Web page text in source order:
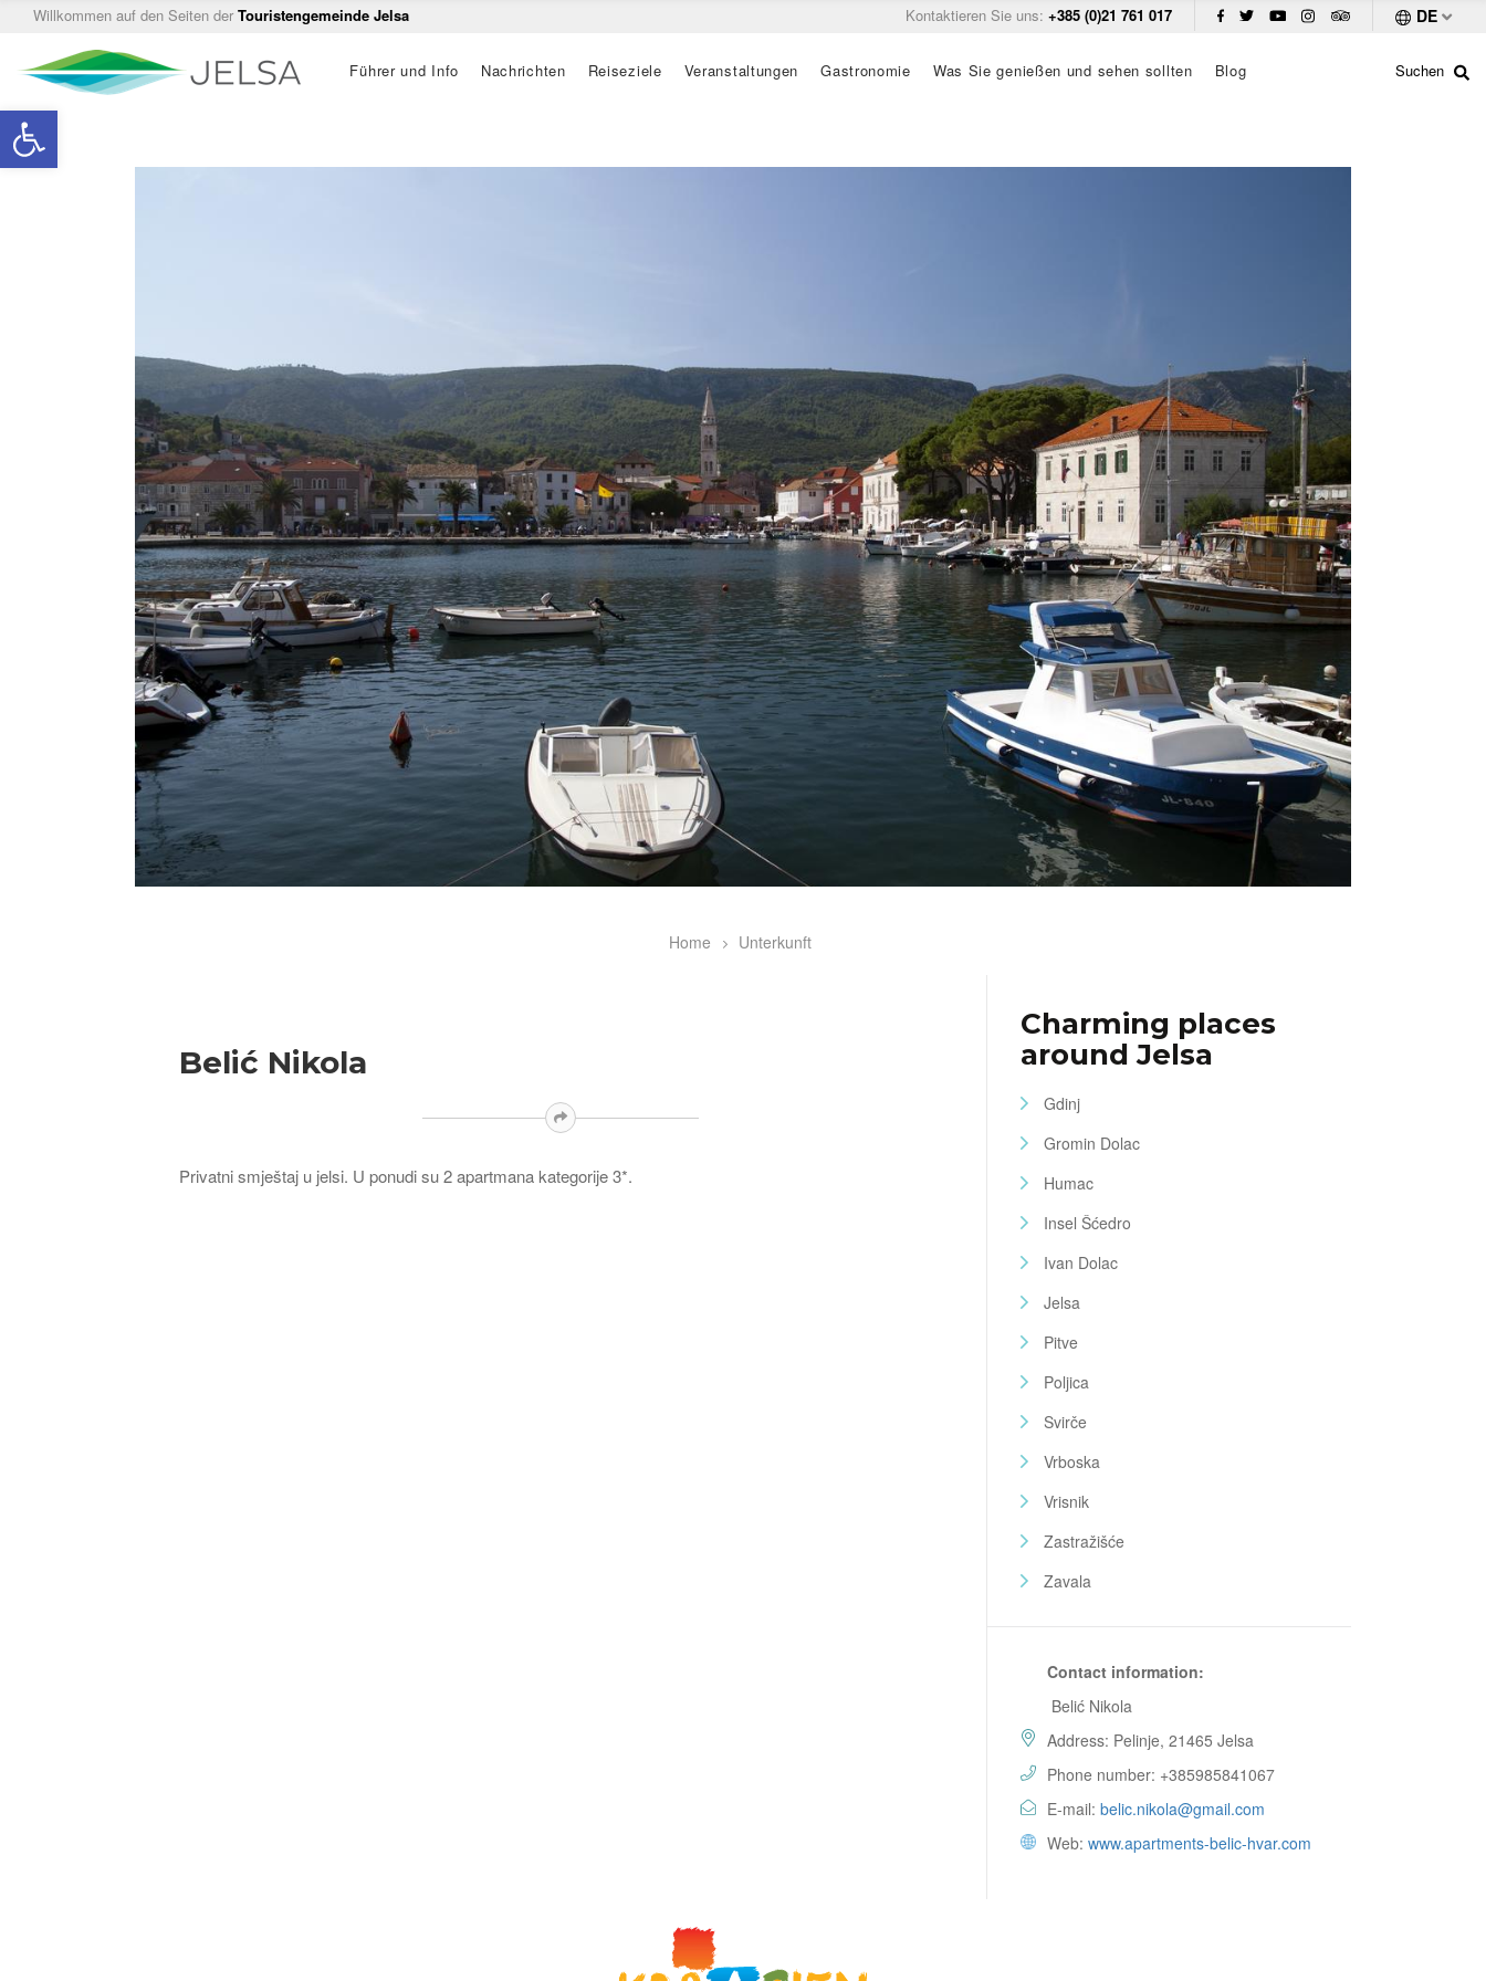
Open toolbar
Willkommen auf den Seiten der Touristengemeinde Jelsa DE
Kontaktieren Sie uns: +385 (0)21 761 017
Suchen
Main
Führer und Info Nachrichten Reiseziele Veranstaltungen Gastronomie Was Sie genießen und sehen sollten Blog
Home Unterkunft
Belić Nikola
Privatni smještaj u jelsi. U ponudi su 2 apartmana kategorije 3*.
Charming places
around Jelsa
Gdinj
Gromin Dolac
Humac
Insel Šćedro
Ivan Dolac
Jelsa
Pitve
Poljica
Svirče
Vrboska
Vrisnik
Zastražišće
Zavala
Contact information:
Belić Nikola
Address: Pelinje, 21465 Jelsa
Phone number: +385985841067
E-mail: belic.nikola@gmail.com
Web: www.apartments-belic-hvar.com